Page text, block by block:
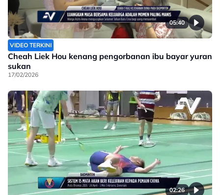
05:40
VIDEO TERKINI
Cheah Liek Hou kenang pengorbanan ibu bayar yuran
sukan
17/02/2026
02:26